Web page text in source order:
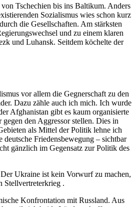
Tschechien bis ins Baltikum. Anders
Sozialismus wies schon kurz
die Gesellschaften. Am stärksten
und zu einem klaren
und Luhansk. Seitdem köchelte der
vor allem die Gegnerschaft zu den
Dazu zähle auch ich mich. Ich wurde
Afghanistan gibt es kaum organisierte
den Aggressor stellen. Dies in
als Mittel der Politik lehne ich
Friedensbewegung – sichtbar
gänzlich im Gegensatz zur Politik des
Ukraine ist kein Vorwurf zu machen,
Stellvertreterkrieg .
Konfrontation mit Russland. Aus